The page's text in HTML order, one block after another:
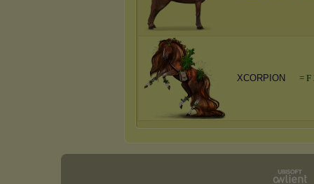
XCORPION = F